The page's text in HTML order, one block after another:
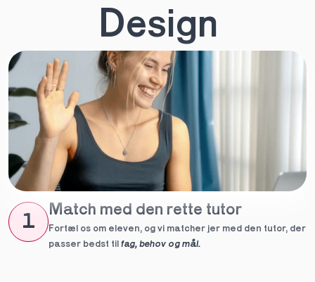
Design
1
Match med den rette tutor
Fortæl os om eleven, og vi matcher jer med den tutor, der
passer bedst til fag, behov og mål.